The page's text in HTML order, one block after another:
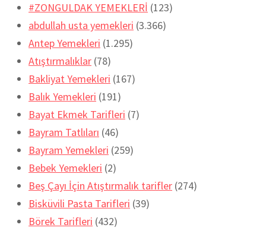
#ZONGULDAK YEMEKLERİ (123)
abdullah usta yemekleri (3.366)
Antep Yemekleri (1.295)
Atıştırmalıklar (78)
Bakliyat Yemekleri (167)
Balık Yemekleri (191)
Bayat Ekmek Tarifleri (7)
Bayram Tatlıları (46)
Bayram Yemekleri (259)
Bebek Yemekleri (2)
Beş Çayı İçin Atıştırmalık tarifler (274)
Bisküvili Pasta Tarifleri (39)
Börek Tarifleri (432)